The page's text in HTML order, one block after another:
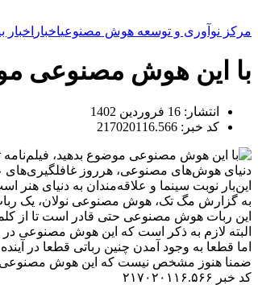
مرکز نوآوری و توسعه هوش مصنوعیاخبار اخبار
با این هوش مصنوعی
انتشار: 16 فروردین 1402
کد خبر: 217020116.566
دنیای هوش‌های مصنوعی، هرروز غافلگیری‌های
این‌بار نوبت سینما و علاقه‌مندان به دنیای
به گزارش مگ تک، هوش مصنوعی نولان، یک
این ربات هوش مصنوعی حتی قادر است تا از
البته لازم به ذکر است که این هوش مصنوعی
اما قطعا به وجود آمدن چنین رباتی قطعا در
ضمنا هنوز مشخص نیست که این هوش مصنوعی
کد خبر ۲۱۷۰۲۰۱۱۶.۵۶۶